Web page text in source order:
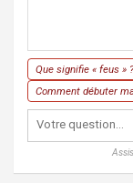
Que signifie « feus » ?
Comment débuter